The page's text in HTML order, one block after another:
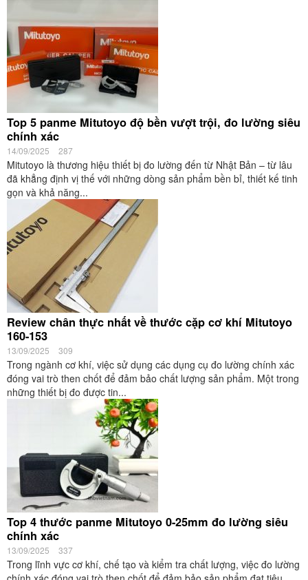
Top 5 panme Mitutoyo độ bền vượt trội, đo lường siêu
chính xác
14/09/2025 287
Mitutoyo là thương hiệu thiết bị đo lường đến từ Nhật Bản – từ lâu
đã khẳng định vị thế với những dòng sản phẩm bền bỉ, thiết kế tinh
gọn và khả năng...
Review chân thực nhất về thước cặp cơ khí Mitutoyo
160-153
13/09/2025 309
Trong ngành cơ khí, việc sử dụng các dụng cụ đo lường chính xác
đóng vai trò then chốt để đảm bảo chất lượng sản phẩm. Một trong
những thiết bị đo được tin...
Top 4 thước panme Mitutoyo 0-25mm đo lường siêu
chính xác
13/09/2025 337
Trong lĩnh vực cơ khí, chế tạo và kiểm tra chất lượng, việc đo lường